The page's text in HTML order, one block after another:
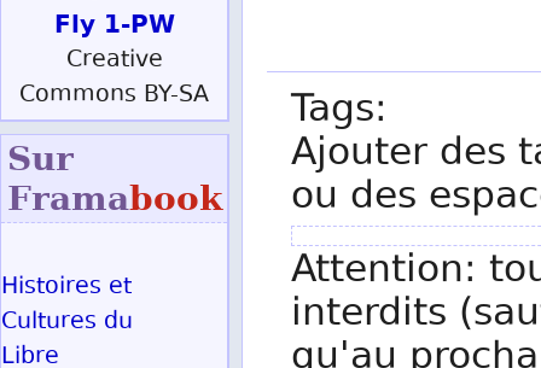
Tags:
Ajouter des
ou des
Attention:
interdits
Fly 1-PW
Creative
Commons BY-SA
Sur
Framabook
Histoires et
Cultures du
Libre